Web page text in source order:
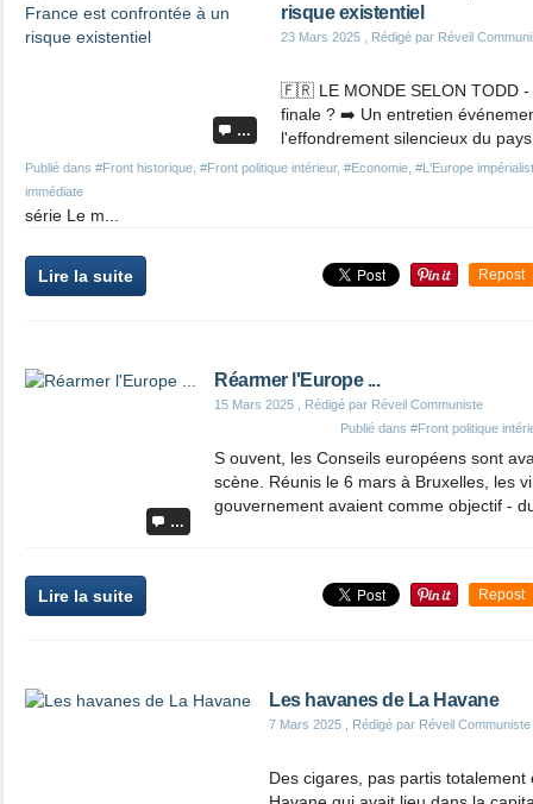
…
risque existentiel
23 Mars 2025 , Rédigé par Réveil
Publié dans #Front historique #Front politique intérieur, #Economie #L'Europe
immédiate
🇫🇷 LE MONDE SELON TODD -
finale ? ➡️ Un entretien
l'effondrement silencieux du
série Le m...
Lire la suite Repost
…
Réarmer l'Europe ...
15 Mars 2025 , Rédigé par Réveil Communiste
Publié dans #Front politique
S ouvent, les Conseils européens sont
scène. Réunis le 6 mars à Bruxelles, les
gouvernement avaient comme objectif -
Lire la suite Repost
Les havanes de La Havane
7 Mars 2025 , Rédigé par Réveil Communiste
Des cigares, pas partis